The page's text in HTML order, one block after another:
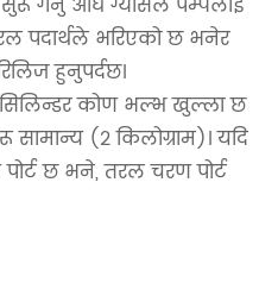
पदार्थले भरिएको छ भनेर
हुनुपर्दछ।
सिलिन्डर कोण भल्भ खुल्ला छ
(2 किलोग्राम)। यदि
छ भने, तरल चरण पोर्ट